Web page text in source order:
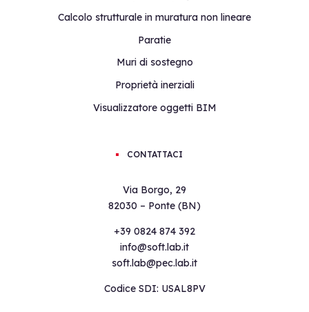
Calcolo strutturale in muratura non lineare
Paratie
Muri di sostegno
Proprietà inerziali
Visualizzatore oggetti BIM
CONTATTACI
Via Borgo, 29
82030 – Ponte (BN)
+39 0824 874 392
info@soft.lab.it
soft.lab@pec.lab.it
Codice SDI: USAL8PV